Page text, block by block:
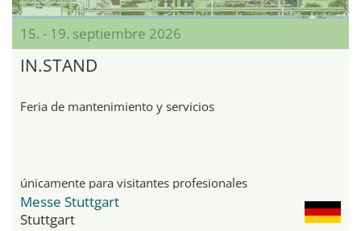
15. - 19. septiembre 2026
IN.STAND
Feria de mantenimiento y servicios
únicamente para visitantes profesionales
Messe Stuttgart
Stuttgart